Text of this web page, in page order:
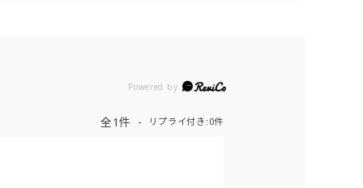
Powered by
全1件 リプライ付き:0件